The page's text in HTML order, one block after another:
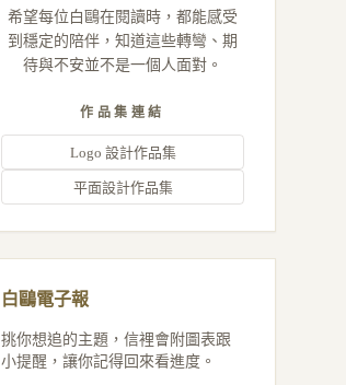
希望每位白鷗在閱讀時，都能感受
到穩定的陪伴，知道這些轉彎、期
待與不安並不是一個人面對。
作品集連結
Logo 設計作品集
平面設計作品集
白鷗電子報
挑你想追的主題，信裡會附圖表跟
小提醒，讓你記得回來看進度。